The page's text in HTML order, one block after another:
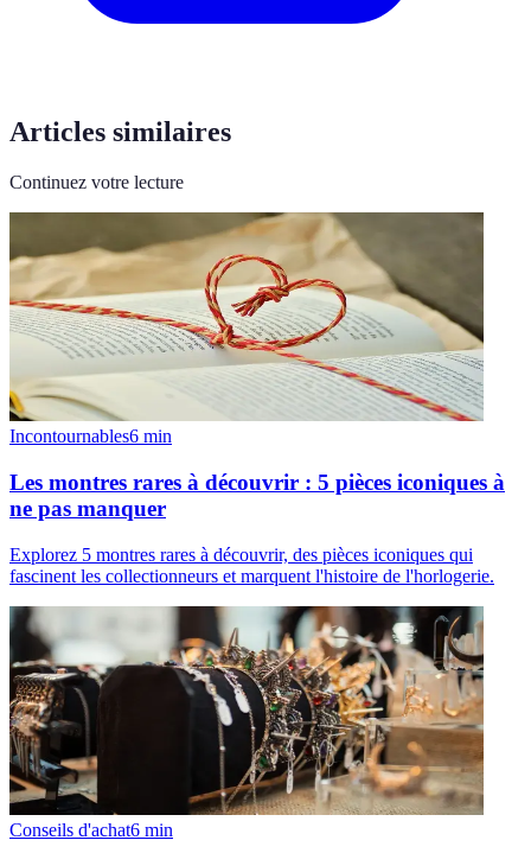
Articles similaires
Continuez votre lecture
Incontournables6 min
Les montres rares à découvrir : 5 pièces iconiques à
ne pas manquer
Explorez 5 montres rares à découvrir, des pièces iconiques qui
fascinent les collectionneurs et marquent l'histoire de l'horlogerie.
Conseils d'achat6 min